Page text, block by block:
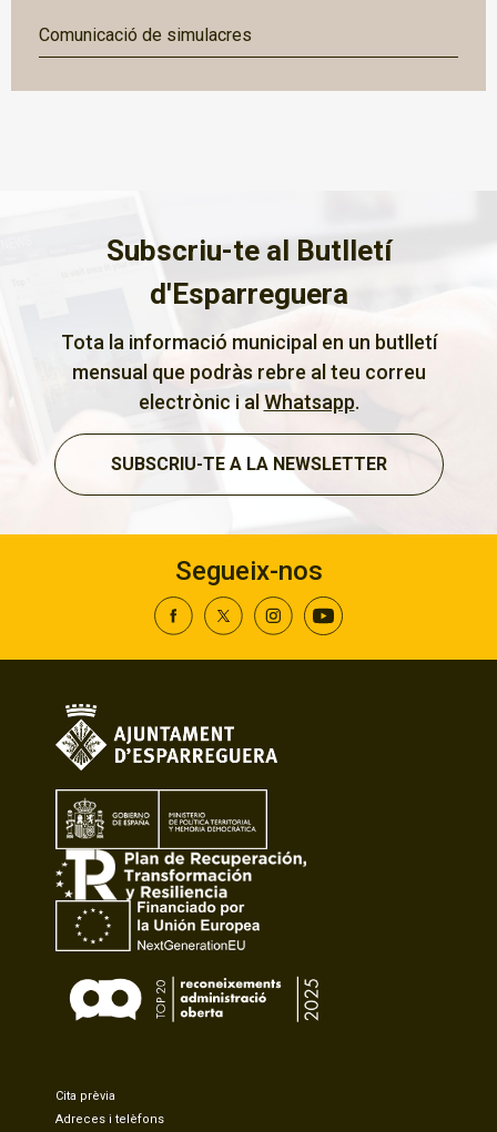
Comunicació de simulacres
Subscriu-te al Butlletí
d'Esparreguera
Tota la informació municipal en un butlletí
mensual que podràs rebre al teu correu
electrònic i al Whatsapp.
SUBSCRIU-TE A LA NEWSLETTER
Segueix-nos
Cita prèvia
Adreces i telèfons